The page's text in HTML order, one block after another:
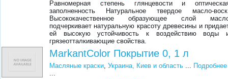
Равномерная степень глянцевости и
заполненность Натуральное твердое масло-
Высококачественное образующее слой
подчеркивает натуральную красоту древесины и
ей высокую устойчивость к воздействию воды
грязеотталкивающие свойства.
MarkantColor Покрытие 0, 1 л
Масляные краски,Украина, Киев и область ... Подробнее
...